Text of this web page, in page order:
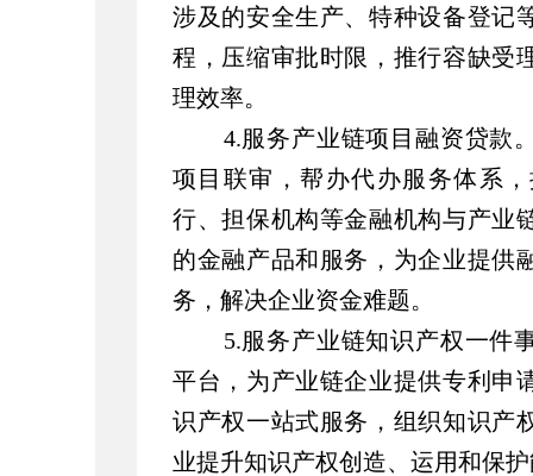
涉及的安全生产、特种设备登记
程，压缩审批时限，推行容缺受
理效率。
4.服务产业链项目融资贷款
项目联审，帮办代办服务体系
行、担保机构等金融机构与产业
的金融产品和服务，为企业提供
务，解决企业资金难题。
5.服务产业链知识产权一件
平台，为产业链企业提供专利申
识产权一站式服务，组织知识产
业提升知识产权创造、运用和保